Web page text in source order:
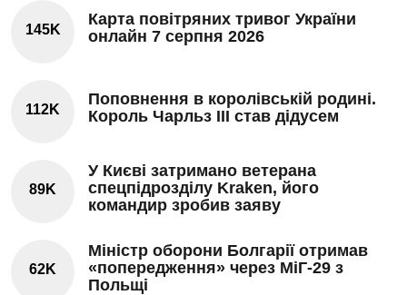
145K
Карта повітряних тривог України
онлайн 7 серпня 2026
112K
Поповнення в королівській родині.
Король Чарльз III став дідусем
89K
У Києві затримано ветерана
спецпідрозділу Kraken, його
командир зробив заяву
62K
Міністр оборони Болгарії отримав
«попередження» через МіГ-29 з
Польщі